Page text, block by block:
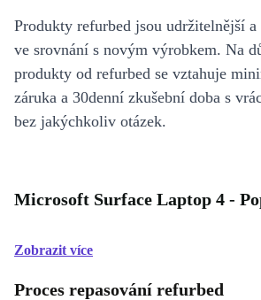
Produkty refurbed jsou udržitelnější
ve srovnání s novým výrobkem. Na
produkty od refurbed se vztahuje
záruka a 30denní zkušební doba s
bez jakýchkoliv otázek.
Microsoft Surface Laptop 4 -
Zobrazit více
Proces repasování refurbed